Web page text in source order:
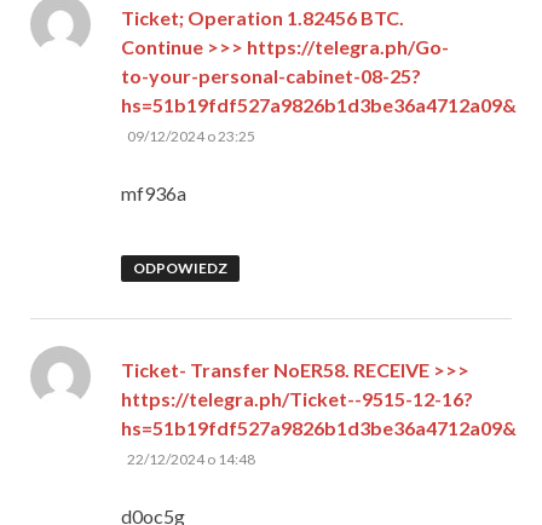
Ticket; Operation 1.82456 BTC.
Continue >>> https://telegra.ph/Go-
to-your-personal-cabinet-08-25?
hs=51b19fdf527a9826b1d3be36a4712a09&
pisze:
09/12/2024 o 23:25
mf936a
ODPOWIEDZ
Ticket- Transfer NoER58. RECEIVE >>>
https://telegra.ph/Ticket--9515-12-16?
hs=51b19fdf527a9826b1d3be36a4712a09&
pisze:
22/12/2024 o 14:48
d0oc5g